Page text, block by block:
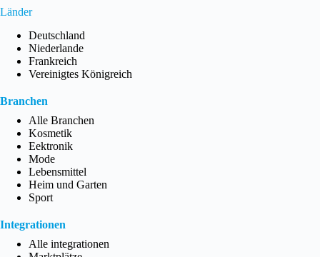
Länder
Deutschland
Niederlande
Frankreich
Vereinigtes Königreich
Branchen
Alle Branchen
Kosmetik
Eektronik
Mode
Lebensmittel
Heim und Garten
Sport
Integrationen
Alle integrationen